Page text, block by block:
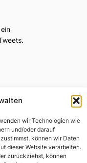
wir Technologien wie
und/oder darauf
können wir Daten
dieser Website verarbeiten.
zurückziehst, können